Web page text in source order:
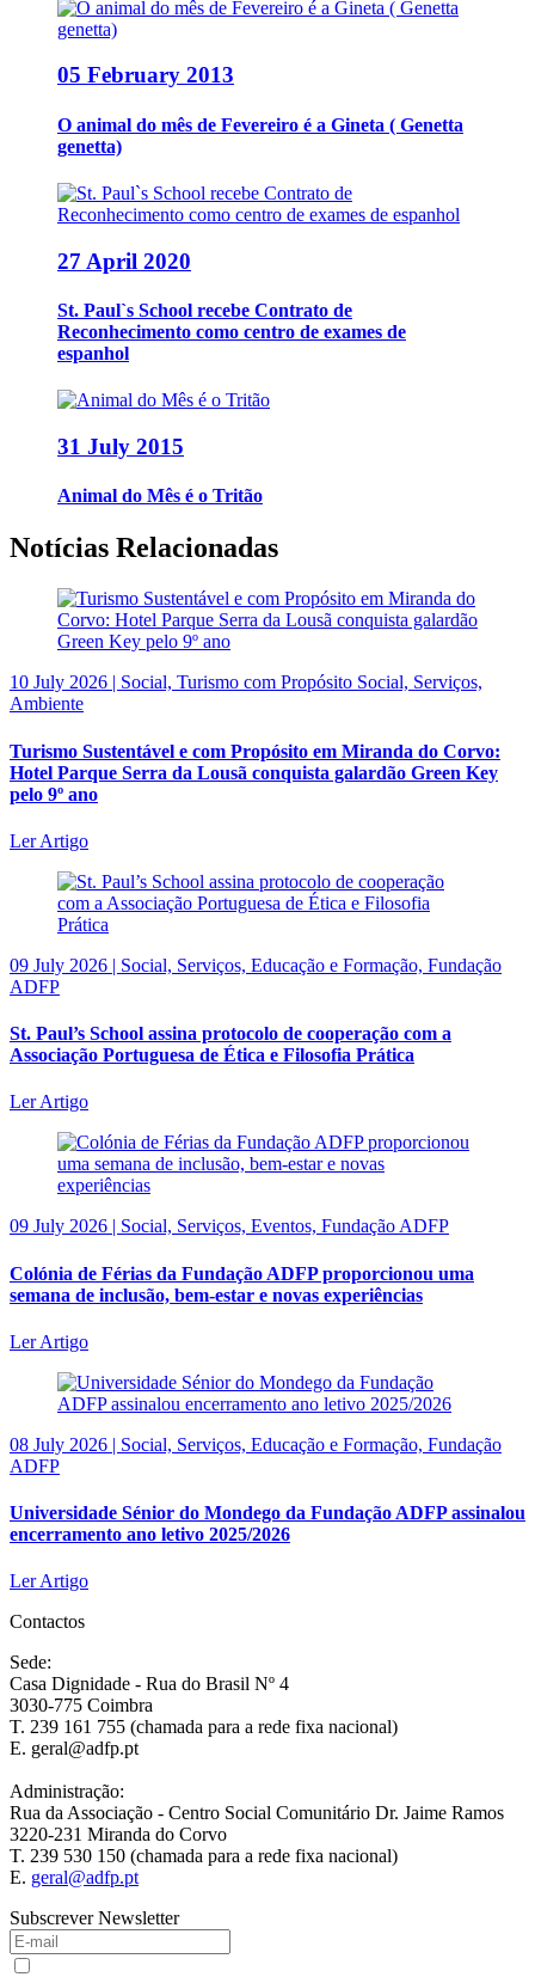
05 February 2013
O animal do mês de Fevereiro é a Gineta ( Genetta
genetta)
27 April 2020
St. Paul`s School recebe Contrato de
Reconhecimento como centro de exames de
espanhol
31 July 2015
Animal do Mês é o Tritão
Notícias Relacionadas
10 July 2026 | Social, Turismo com Propósito Social, Serviços,
Ambiente
Turismo Sustentável e com Propósito em Miranda do Corvo:
Hotel Parque Serra da Lousã conquista galardão Green Key
pelo 9º ano
Ler Artigo
09 July 2026 | Social, Serviços, Educação e Formação, Fundação
ADFP
St. Paul’s School assina protocolo de cooperação com a
Associação Portuguesa de Ética e Filosofia Prática
Ler Artigo
09 July 2026 | Social, Serviços, Eventos, Fundação ADFP
Colónia de Férias da Fundação ADFP proporcionou uma
semana de inclusão, bem-estar e novas experiências
Ler Artigo
08 July 2026 | Social, Serviços, Educação e Formação, Fundação
ADFP
Universidade Sénior do Mondego da Fundação ADFP assinalou
encerramento ano letivo 2025/2026
Ler Artigo
Contactos
Sede:
Casa Dignidade - Rua do Brasil Nº 4
3030-775 Coimbra
T. 239 161 755 (chamada para a rede fixa nacional)
E. geral@adfp.pt
Administração:
Rua da Associação - Centro Social Comunitário Dr. Jaime Ramos
3220-231 Miranda do Corvo
T. 239 530 150 (chamada para a rede fixa nacional)
E. geral@adfp.pt
Subscrever Newsletter